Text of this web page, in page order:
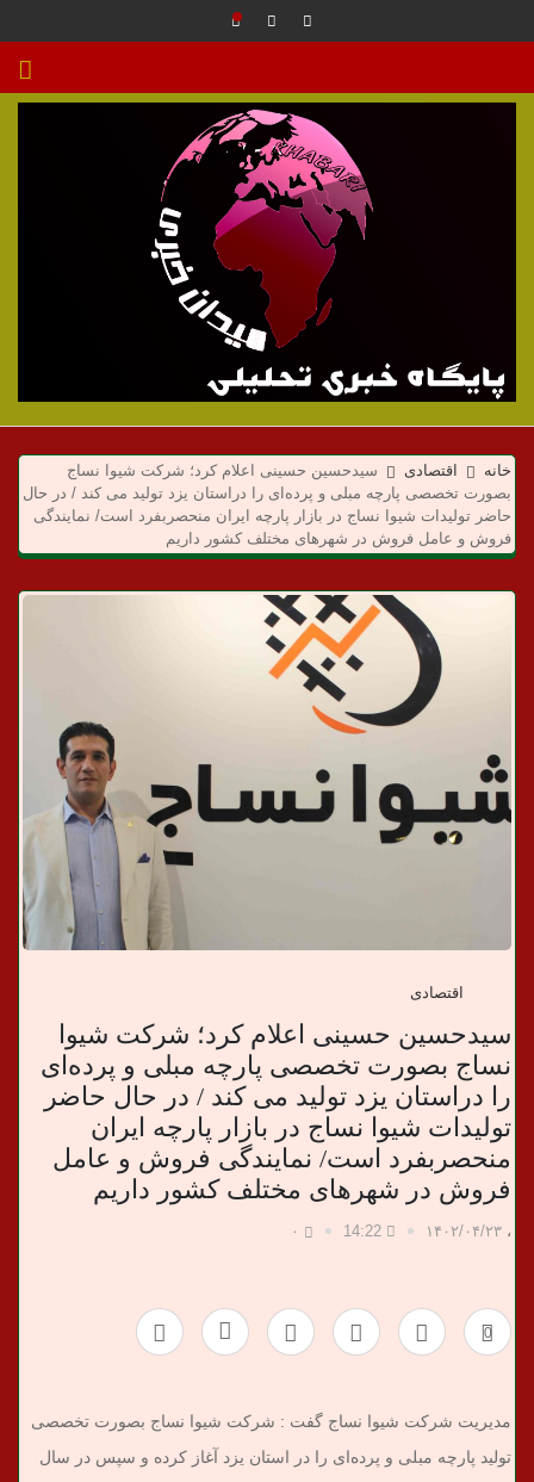
م
ی
د
ا
ب
ر
خانه اقتصادی
سیدحسین حسینی اعلام کرد؛ شرکت شیوا نساج
بصورت تخصصی پارچه مبلی و پرده‌ای را دراستان یزد تولید می کند / در حال
حاضر تولیدات شیوا نساج در بازار پارچه ایران منحصربفرد است/ نمایندگی
فروش و عامل فروش در شهرهای مختلف کشور داریم
اقتصادی
سیدحسین حسینی اعلام کرد؛ شرکت شیوا
نساج بصورت تخصصی پارچه مبلی و پرده‌ای
را دراستان یزد تولید می کند / در حال حاضر
تولیدات شیوا نساج در بازار پارچه ایران
منحصربفرد است/ نمایندگی فروش و عامل
فروش در شهرهای مختلف کشور داریم
، ۱۴۰۲/۰۴/۲۳ 14:22 ۰
0
مدیریت شرکت شیوا نساج گفت : شرکت شیوا نساج بصورت تخصصی
تولید پارچه مبلی و پرده‌ای را در استان یزد آغاز کرده و سپس در سال